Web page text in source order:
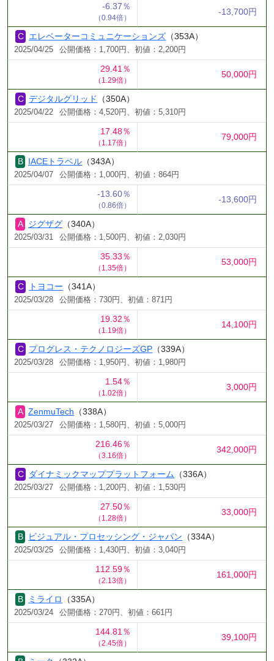
-6.37％
（0.94倍）
-13,700円
エレベーターコミュニケーションズ （353A）
2025/04/25 公開価格：1,700円、初値：2,200円
29.41％
（1.29倍）
50,000円
デジタルグリッド （350A）
2025/04/22 公開価格：4,520円、初値：5,310円
17.48％
（1.17倍）
79,000円
IACEトラベル （343A）
2025/04/07 公開価格：1,000円、初値：864円
-13.60％
（0.86倍）
-13,600円
ジグザグ （340A）
2025/03/31 公開価格：1,500円、初値：2,030円
35.33％
（1.35倍）
53,000円
トヨコー （341A）
2025/03/28 公開価格：730円、初値：871円
19.32％
（1.19倍）
14,100円
プログレス・テクノロジーズGP （339A）
2025/03/28 公開価格：1,950円、初値：1,980円
1.54％
（1.02倍）
3,000円
ZenmuTech （338A）
2025/03/27 公開価格：1,580円、初値：5,000円
216.46％
（3.16倍）
342,000円
ダイナミックマッププラットフォーム （336A）
2025/03/27 公開価格：1,200円、初値：1,530円
27.50％
（1.28倍）
33,000円
ビジュアル・プロセッシング・ジャパン （334A）
2025/03/25 公開価格：1,430円、初値：3,040円
112.59％
（2.13倍）
161,000円
ミライロ （335A）
2025/03/24 公開価格：270円、初値：661円
144.81％
（2.45倍）
39,100円